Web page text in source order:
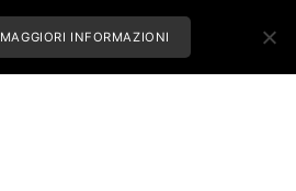
MAGGIORI INFORMAZIONI